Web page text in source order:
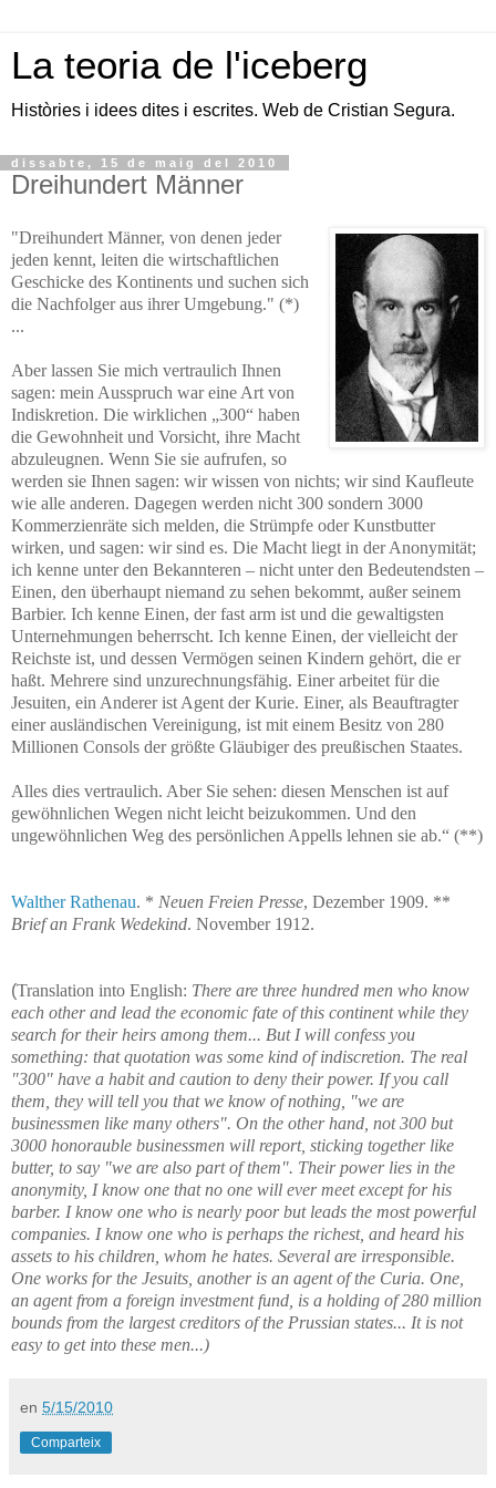
La teoria de l'iceberg
Històries i idees dites i escrites. Web de Cristian Segura.
dissabte, 15 de maig del 2010
Dreihundert Männer
"Dreihundert Männer, von denen jeder
jeden kennt, leiten die wirtschaftlichen
Geschicke des Kontinents und suchen sich
die Nachfolger aus ihrer Umgebung." (*)
...
Aber lassen Sie mich vertraulich Ihnen
sagen: mein Ausspruch war eine Art von
Indiskretion. Die wirklichen „300“ haben
die Gewohnheit und Vorsicht, ihre Macht
abzuleugnen. Wenn Sie sie aufrufen, so
werden sie Ihnen sagen: wir wissen von nichts; wir sind Kaufleute
wie alle anderen. Dagegen werden nicht 300 sondern 3000
Kommerzienräte sich melden, die Strümpfe oder Kunstbutter
wirken, und sagen: wir sind es. Die Macht liegt in der Anonymität;
ich kenne unter den Bekannteren – nicht unter den Bedeutendsten –
Einen, den überhaupt niemand zu sehen bekommt, außer seinem
Barbier. Ich kenne Einen, der fast arm ist und die gewaltigsten
Unternehmungen beherrscht. Ich kenne Einen, der vielleicht der
Reichste ist, und dessen Vermögen seinen Kindern gehört, die er
haßt. Mehrere sind unzurechnungsfähig. Einer arbeitet für die
Jesuiten, ein Anderer ist Agent der Kurie. Einer, als Beauftragter
einer ausländischen Vereinigung, ist mit einem Besitz von 280
Millionen Consols der größte Gläubiger des preußischen Staates.
Alles dies vertraulich. Aber Sie sehen: diesen Menschen ist auf
gewöhnlichen Wegen nicht leicht beizukommen. Und den
ungewöhnlichen Weg des persönlichen Appells lehnen sie ab.“ (**)
Walther Rathenau. * Neuen Freien Presse, Dezember 1909. **
Brief an Frank Wedekind. November 1912.
(Translation into English: There are three hundred men who know
each other and lead the economic fate of this continent while they
search for their heirs among them... But I will confess you
something: thatquotation was some kind of indiscretion. The real
"300" have a habit and caution to deny their power. If you call
them, they will tell you that we know of nothing, "we are
businessmen like many others". On the other hand, not 300 but
3000 honorauble businessmen will report, sticking together like
butter, to say "we are also part of them". Their power lies in the
anonymity, I know one that no one will ever meet except for his
barber. I know one who is nearly poor but leads the most powerful
companies. I know one who is perhaps the richest, and heard his
assets to his children, whom he hates. Several are irresponsible.
One works for the Jesuits, another is an agent of the Curia. One,
an agent from a foreign investment fund, is a holding of 280 million
bounds from the largest creditors of the Prussian states... It is not
easy to get into these men...)
en 5/15/2010
Comparteix